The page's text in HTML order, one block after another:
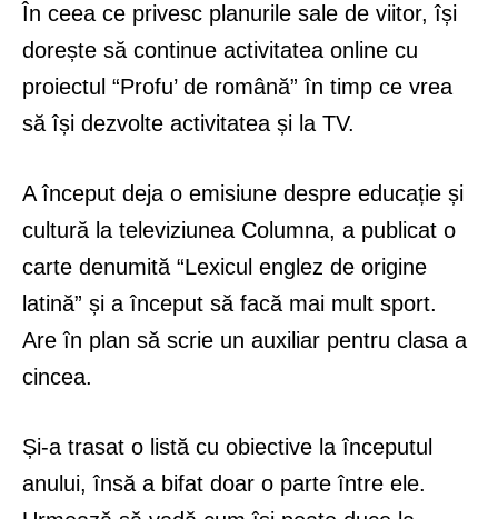
În ceea ce privesc planurile sale de viitor, își
dorește să continue activitatea online cu
proiectul “Profu’ de română” în timp ce vrea
să își dezvolte activitatea și la TV.
A început deja o emisiune despre educație și
cultură la televiziunea Columna, a publicat o
carte denumită “Lexicul englez de origine
latină” și a început să facă mai mult sport.
Are în plan să scrie un auxiliar pentru clasa a
cincea.
Și-a trasat o listă cu obiective la începutul
anului, însă a bifat doar o parte între ele.